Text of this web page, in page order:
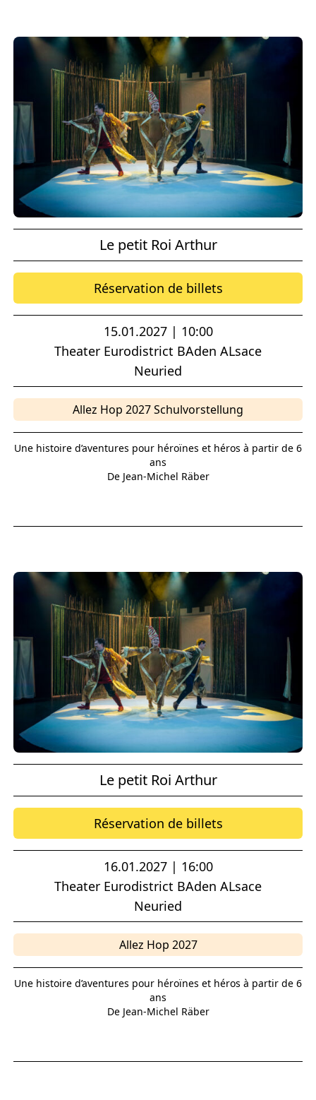
Le petit Roi Arthur
Réservation de billets
15.01.2027 | 10:00
Theater Eurodistrict BAden ALsace
Neuried
Allez Hop 2027 Schulvorstellung
Une histoire d’aventures pour héroïnes et héros à partir de 6
ans
De Jean-Michel Räber
Le petit Roi Arthur
Réservation de billets
16.01.2027 | 16:00
Theater Eurodistrict BAden ALsace
Neuried
Allez Hop 2027
Une histoire d’aventures pour héroïnes et héros à partir de 6
ans
De Jean-Michel Räber